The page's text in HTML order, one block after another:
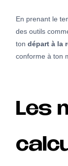
En prenant le
des outils
ton départ à la
conforme à ton
Les